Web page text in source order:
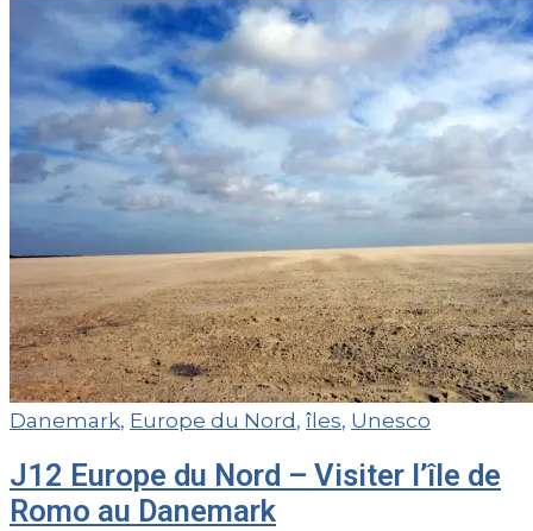
Danemark, Europe du Nord , îles, Unesco
J12 Europe du Nord – Visiter l’île de
Romo au Danemark